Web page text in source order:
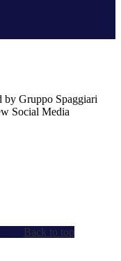
by Gruppo Spaggiari
Social Media
Back to top